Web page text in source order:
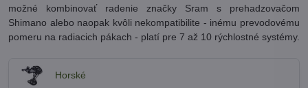
možné kombinovať radenie značky Sram s prehadzovačom
Shimano alebo naopak kvôli nekompatibilite - inému prevodovému
pomeru na radiacich pákach - platí pre 7 až 10 rýchlostné systémy.
Horské